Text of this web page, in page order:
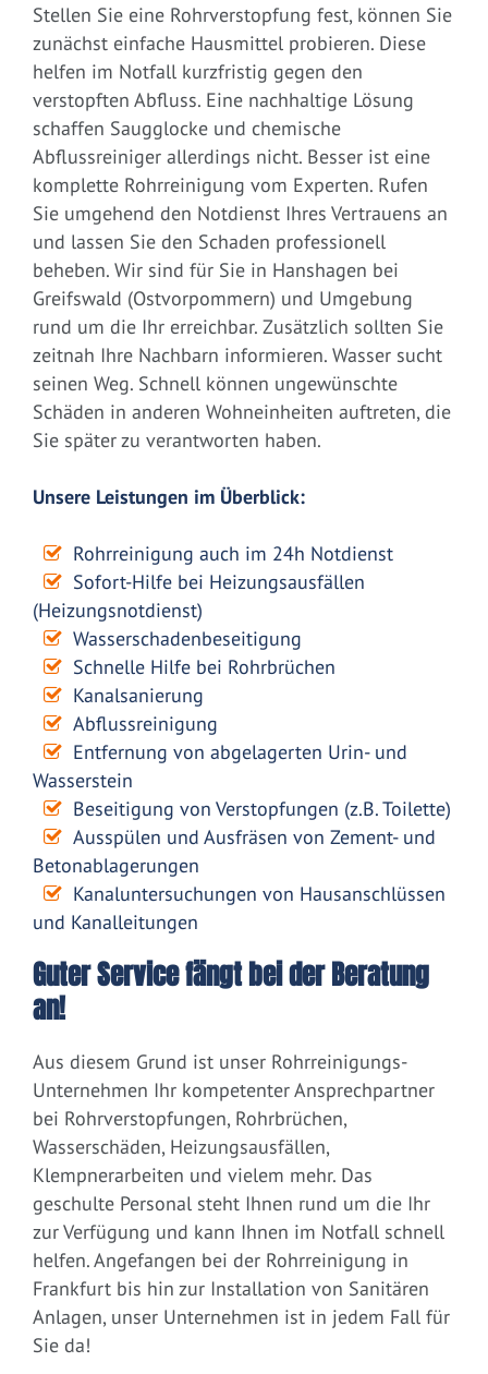
Stellen Sie eine Rohrverstopfung fest, können Sie
zunächst einfache Hausmittel probieren. Diese
helfen im Notfall kurzfristig gegen den
verstopften Abfluss. Eine nachhaltige Lösung
schaffen Saugglocke und chemische
Abflussreiniger allerdings nicht. Besser ist eine
komplette Rohrreinigung vom Experten. Rufen
Sie umgehend den Notdienst Ihres Vertrauens an
und lassen Sie den Schaden professionell
beheben. Wir sind für Sie in Hanshagen bei
Greifswald (Ostvorpommern) und Umgebung
rund um die Ihr erreichbar. Zusätzlich sollten Sie
zeitnah Ihre Nachbarn informieren. Wasser sucht
seinen Weg. Schnell können ungewünschte
Schäden in anderen Wohneinheiten auftreten, die
Sie später zu verantworten haben.
Unsere Leistungen im Überblick:
Rohrreinigung auch im 24h Notdienst
Sofort-Hilfe bei Heizungsausfällen
(Heizungsnotdienst)
Wasserschadenbeseitigung
Schnelle Hilfe bei Rohrbrüchen
Kanalsanierung
Abflussreinigung
Entfernung von abgelagerten Urin- und
Wasserstein
Beseitigung von Verstopfungen (z.B. Toilette)
Ausspülen und Ausfräsen von Zement- und
Betonablagerungen
Kanaluntersuchungen von Hausanschlüssen
und Kanalleitungen
Guter Service fängt bei der Beratung
an!
Aus diesem Grund ist unser Rohrreinigungs-
Unternehmen Ihr kompetenter Ansprechpartner
bei Rohrverstopfungen, Rohrbrüchen,
Wasserschäden, Heizungsausfällen,
Klempnerarbeiten und vielem mehr. Das
geschulte Personal steht Ihnen rund um die Ihr
zur Verfügung und kann Ihnen im Notfall schnell
helfen. Angefangen bei der Rohrreinigung in
Frankfurt bis hin zur Installation von Sanitären
Anlagen, unser Unternehmen ist in jedem Fall für
Sie da!